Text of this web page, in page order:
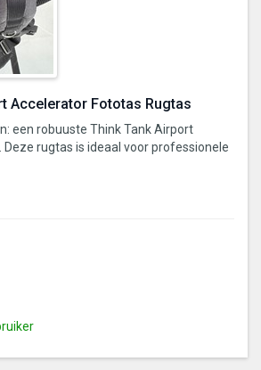
Accelerator Fototas Rugtas
een robuuste Think Tank Airport
rugtas is ideaal voor professionele